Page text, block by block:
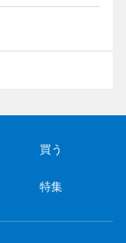
買う
特集